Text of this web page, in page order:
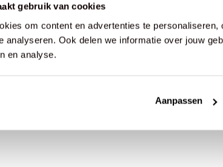
gebruik van cookies
om content en advertenties te
analyseren. Ook delen we informatie over jouw
en analyse.
Aanpassen
Kilometer na
wandelschoen
Maak een
Maak een